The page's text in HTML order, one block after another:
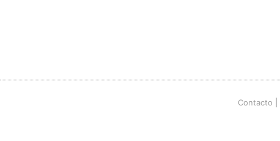
Contacto